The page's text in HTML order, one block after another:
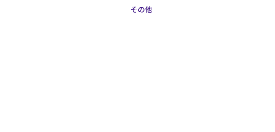
その他